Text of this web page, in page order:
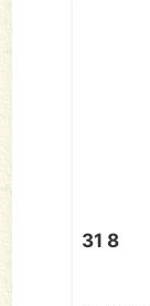
31 8